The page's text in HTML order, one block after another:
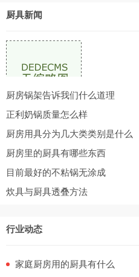
厨具新闻
厨房锅架告诉我们什么道理
正利奶锅质量怎么样
厨房用具分为几大类类别是什么
厨房里的厨具有哪些东西
目前最好的不粘锅无涂成
炊具与厨具透叠方法
行业动态
家庭厨房用的厨具有什么